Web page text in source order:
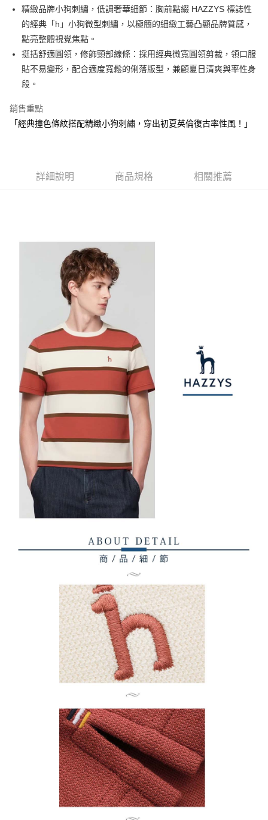
【大哥付你分期使用說明】
1.本服務由台灣大哥大提供，台灣大哥大用戶可立即使用無須另外申請。
2.付款方式選擇「大哥付你分期」，訂單成立後會自動跳轉到大哥付的交易
流程，驗證手機門號後，選擇欲分期的期數、繳款截止日，確認付款後即完
成交易。
3.實際核准額度、可分期數及費用金額請依後續交易確認頁面所載為準。
4.訂單成立30分鐘內，如未前往確認交易或遇審核未通過，訂單將自動取
消。如遇「轉專審核」未通過狀況，表示未達大哥付你分期系統評分，恕無
1.分期款項不併入電信帳單，「大哥付你分期」於每月結算日後寄送繳費提
醒簡訊。
1.本服務係由「台灣大哥大股份有限公司」（以下簡稱本公司）所提供，讓
3.完整用戶服務條款，請詳閱以下連結：https://oppay.tw/userRule
AFTEE先享後付
相關說明
【關於「AFTEE先享後付」】
AFTEE先享後付是「在收到商品之後才付款」的支付方式。 讓您購物簡單
便利好安心！
１．簡單：不需註冊會員、不需綁卡、不需儲值。
２．便利：只要手機號碼，簡訊認證，即可結帳。
【「AFTEE先享後付」結帳流程】
１．於結帳方式選擇「AFTEE先享後付」後，將跳轉至「AFTEE先享後付」
ATM／網路銀行／等多元方式進行付款，方視為交易完成。
※ 請注意：結帳手續完成當下不需立刻繳費，但若您需要取消訂單，請聯絡
１．透過由恩沛科技股份有限公司提供之「AFTEE先享後付」服務完成之交
易，需依本服務之必要範圍內提供個人資料，並將交易相關給付款項請求債
權轉讓予恩沛科技股份有限公司。
２．關於個人資料處理事宜，請瀏覽以下網址：
https://aftee.tw/terms/#terms3
３．未成年的使用者請事先徵得法定代理人或監護人之同意方可使用
「AFTEE先享後付」，若未經同意申辦者引起之損失，本公司不負相關責
４．使用「AFTEE先享後付」時，將依據個別帳號之用戶狀況，依本公司即
時審查核予不同之上限額度；若仍有額度不足之情形，本公司將視審查結果
請求用戶進行身份認證。
５．嚴禁一人註冊多個帳號或使用他人資訊註冊。若發現惡意使用之情形，
恩沛科技股份有限公司將有權停止該用戶之使用額度並採取法律行動。
ATM付款
運送方式
萊爾富取貨付款
付款後7-11取貨
免運費
離島宅配
免運費
精緻品牌小狗刺繡，低調奢華細節：胸前點綴 HAZZYS 標誌性
的經典「h」小狗微型刺繡，以極簡的細緻工藝凸顯品牌質感，
點亮整體視覺焦點。
挺括舒適圓領，修飾頸部線條：採用經典微寬圓領剪裁，領口服
貼不易變形，配合適度寬鬆的俐落版型，兼顧夏日清爽與率性身
段。
銷售重點
「經典撞色條紋搭配精緻小狗刺繡，穿出初夏英倫復古率性風！」
詳細說明 商品規格 相關推薦